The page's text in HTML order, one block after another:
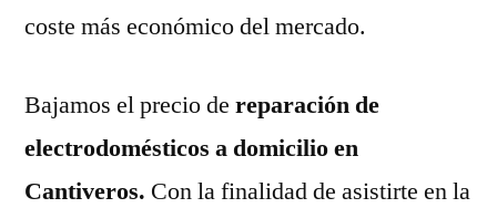
coste más económico del mercado.
Bajamos el precio de reparación de
electrodomésticos a domicilio en
Cantiveros. Con la finalidad de asistirte en la